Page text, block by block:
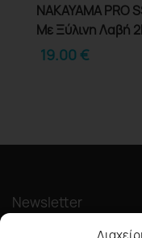
NAKAYAMA PRO
Με Ξύλινη Λαβή
19.00€
Newsletter